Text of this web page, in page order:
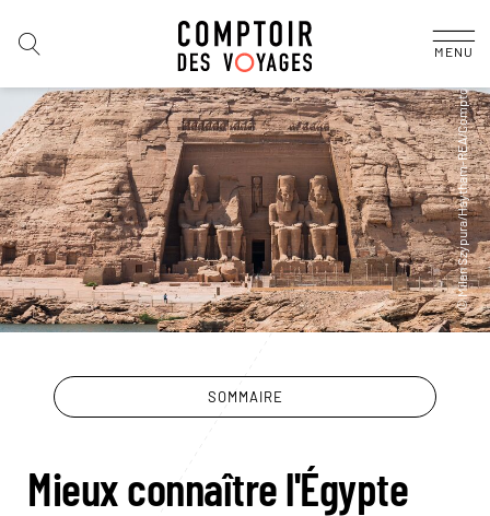
MENU
SOMMAIRE
Mieux connaître l'Égypte